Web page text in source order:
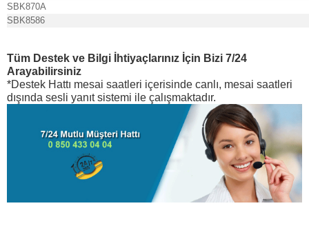
SBK870A
SBK8586
Tüm Destek ve Bilgi İhtiyaçlarınız İçin Bizi 7/24
Arayabilirsiniz
*Destek Hattı mesai saatleri içerisinde canlı, mesai saatleri
dışında sesli yanıt sistemi ile çalışmaktadır.